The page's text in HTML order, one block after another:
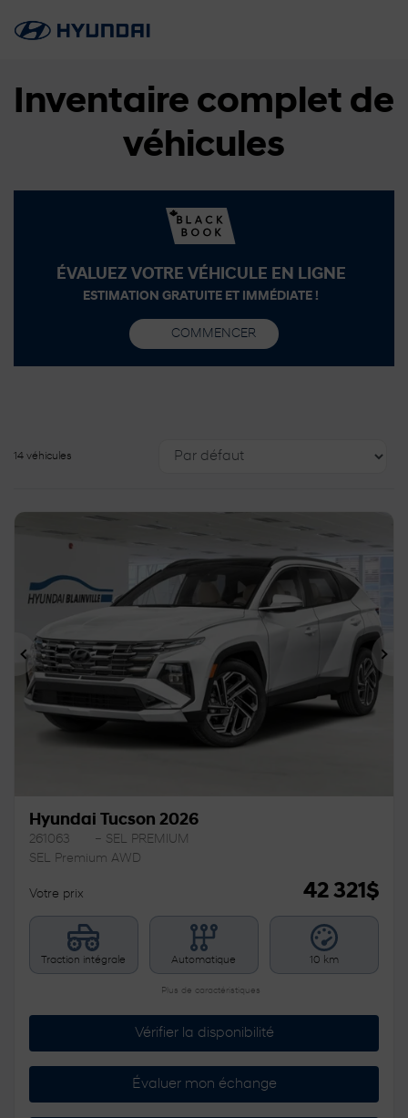
Inventaire complet de
véhicules
ÉVALUEZ VOTRE VÉHICULE EN LIGNE
ESTIMATION GRATUITE ET IMMÉDIATE !
COMMENCER
14 véhicules
Précédent
Hyundai Tucson 2026
261063
– SEL PREMIUM
SEL Premium AWD
Votre prix 42 321$
Traction intégrale Automatique 10 km
Plus de caractéristiques
Vérifier la disponibilité
Évaluer mon échange